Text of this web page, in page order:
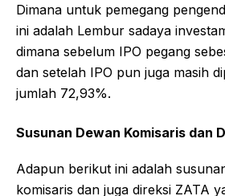
Dimana untuk pemegang
ini adalah Lembur sadaya
dimana sebelum IPO pegang
dan setelah IPO pun juga masih
jumlah 72,93%.
Susunan Dewan Komisaris dan
Adapun berikut ini adalah
komisaris dan juga direksi ZATA